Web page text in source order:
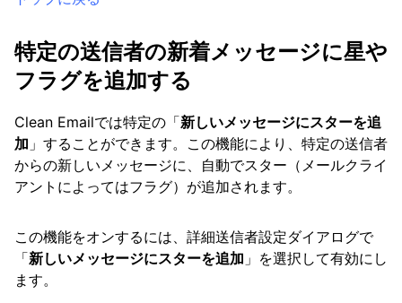
特定の送信者の新着メッセージに星や
フラグを追加する
Clean Emailでは特定の「新しいメッセージにスターを追
加 」することができます。この機能により、特定の送信者
からの新しいメッセージに、自動でスター（メールクライ
アントによってはフラグ）が追加されます。
この機能をオンするには、詳細送信者設定ダイアログで
「新しいメッセージにスターを追加 」を選択して有効にし
ます。